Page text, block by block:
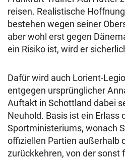
reisen. Realistische
bestehen wegen seiner
aber wohl erst gegen
ein Risiko ist, wird er
Dafür wird auch Lorient-
entgegen ursprünglicher
Auftakt in Schottland dabei
Neuhold. Basis ist ein Erlass
Sportministeriums, wonach
offiziellen Partien außerhalb
zurückkehren, von der sonst